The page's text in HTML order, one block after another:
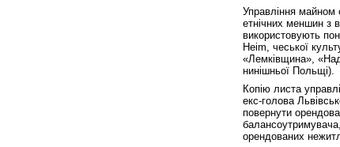
Управління майном
етнічних меншин з
використовують
Heim, чеської
«Лемківщина»,
нинішньої Польщі).
Копію листа
екс-голова
повернути
орендованих